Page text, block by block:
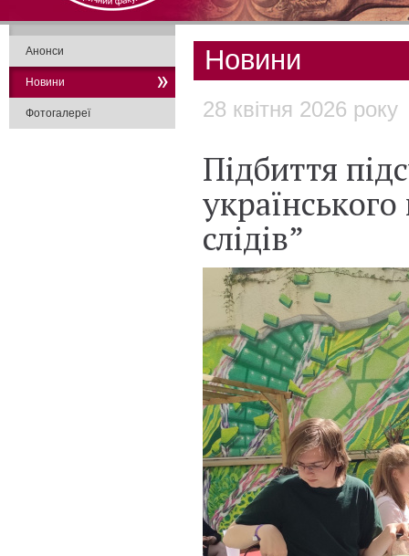
Новини
28 квітня 2026 року
Підбиття
слідів”
Анонси
Новини
Фотогалереї